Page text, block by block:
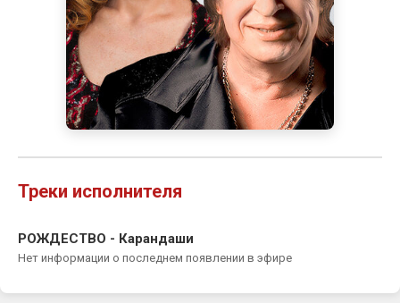
Треки исполнителя
РОЖДЕСТВО - Карандаши
Нет информации о последнем появлении в эфире